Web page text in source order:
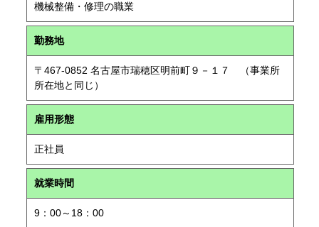
機械整備・修理の職業
勤務地
〒467-0852 名古屋市瑞穂区明前町９－１７ （事業所
所在地と同じ）
雇用形態
正社員
就業時間
9：00～18：00